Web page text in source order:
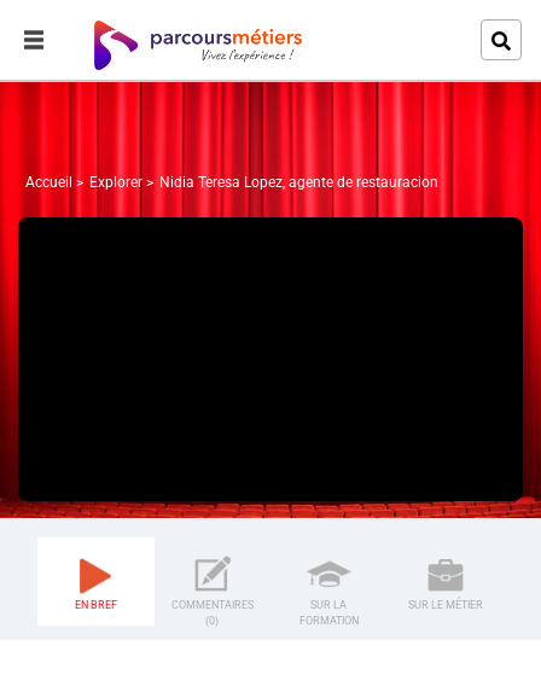
Accueil Explorer Nidia Teresa Lopez, agente de restauracion
EN BREF
COMMENTAIRES
(0)
SUR LA
FORMATION
SUR LE MÉTIER